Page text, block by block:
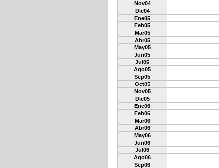
Nov04
Dic04
Ene05
Feb05
Mar05
Abr05
May05
Jun05
Jul05
Ago05
Sep05
Oct05
Nov05
Dic05
Ene06
Feb06
Mar06
Abr06
May06
Jun06
Jul06
Ago06
Sep06